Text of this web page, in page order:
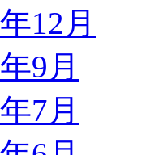
12月
9月
7月